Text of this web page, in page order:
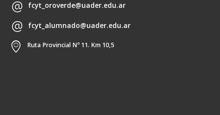
fcyt_oroverde@uader.edu.ar
fcyt_alumnado@uader.edu.ar
Ruta Provincial Nº 11. Km 10,5